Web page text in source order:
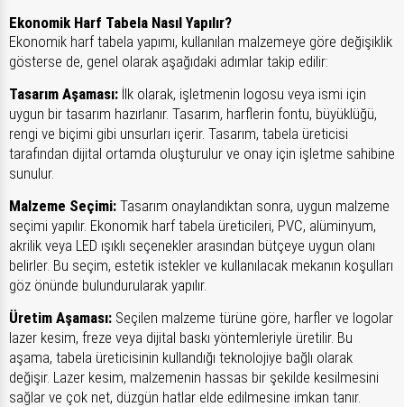
Ekonomik Harf Tabela Nasıl Yapılır?
Ekonomik harf tabela yapımı, kullanılan malzemeye göre değişiklik
gösterse de, genel olarak aşağıdaki adımlar takip edilir:
Tasarım Aşaması: İlk olarak, işletmenin logosu veya ismi için
uygun bir tasarım hazırlanır. Tasarım, harflerin fontu, büyüklüğü,
rengi ve biçimi gibi unsurları içerir. Tasarım, tabela üreticisi
tarafından dijital ortamda oluşturulur ve onay için işletme sahibine
sunulur.
Malzeme Seçimi: Tasarım onaylandıktan sonra, uygun malzeme
seçimi yapılır. Ekonomik harf tabela üreticileri, PVC, alüminyum,
akrilik veya LED ışıklı seçenekler arasından bütçeye uygun olanı
belirler. Bu seçim, estetik istekler ve kullanılacak mekanın koşulları
göz önünde bulundurularak yapılır.
Üretim Aşaması: Seçilen malzeme türüne göre, harfler ve logolar
lazer kesim, freze veya dijital baskı yöntemleriyle üretilir. Bu
aşama, tabela üreticisinin kullandığı teknolojiye bağlı olarak
değişir. Lazer kesim, malzemenin hassas bir şekilde kesilmesini
sağlar ve çok net, düzgün hatlar elde edilmesine imkan tanır.